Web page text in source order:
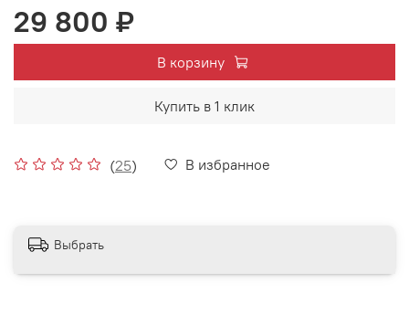
(25) В избранное
29 800 ₽
В корзину
Купить в 1 клик
Выбрать